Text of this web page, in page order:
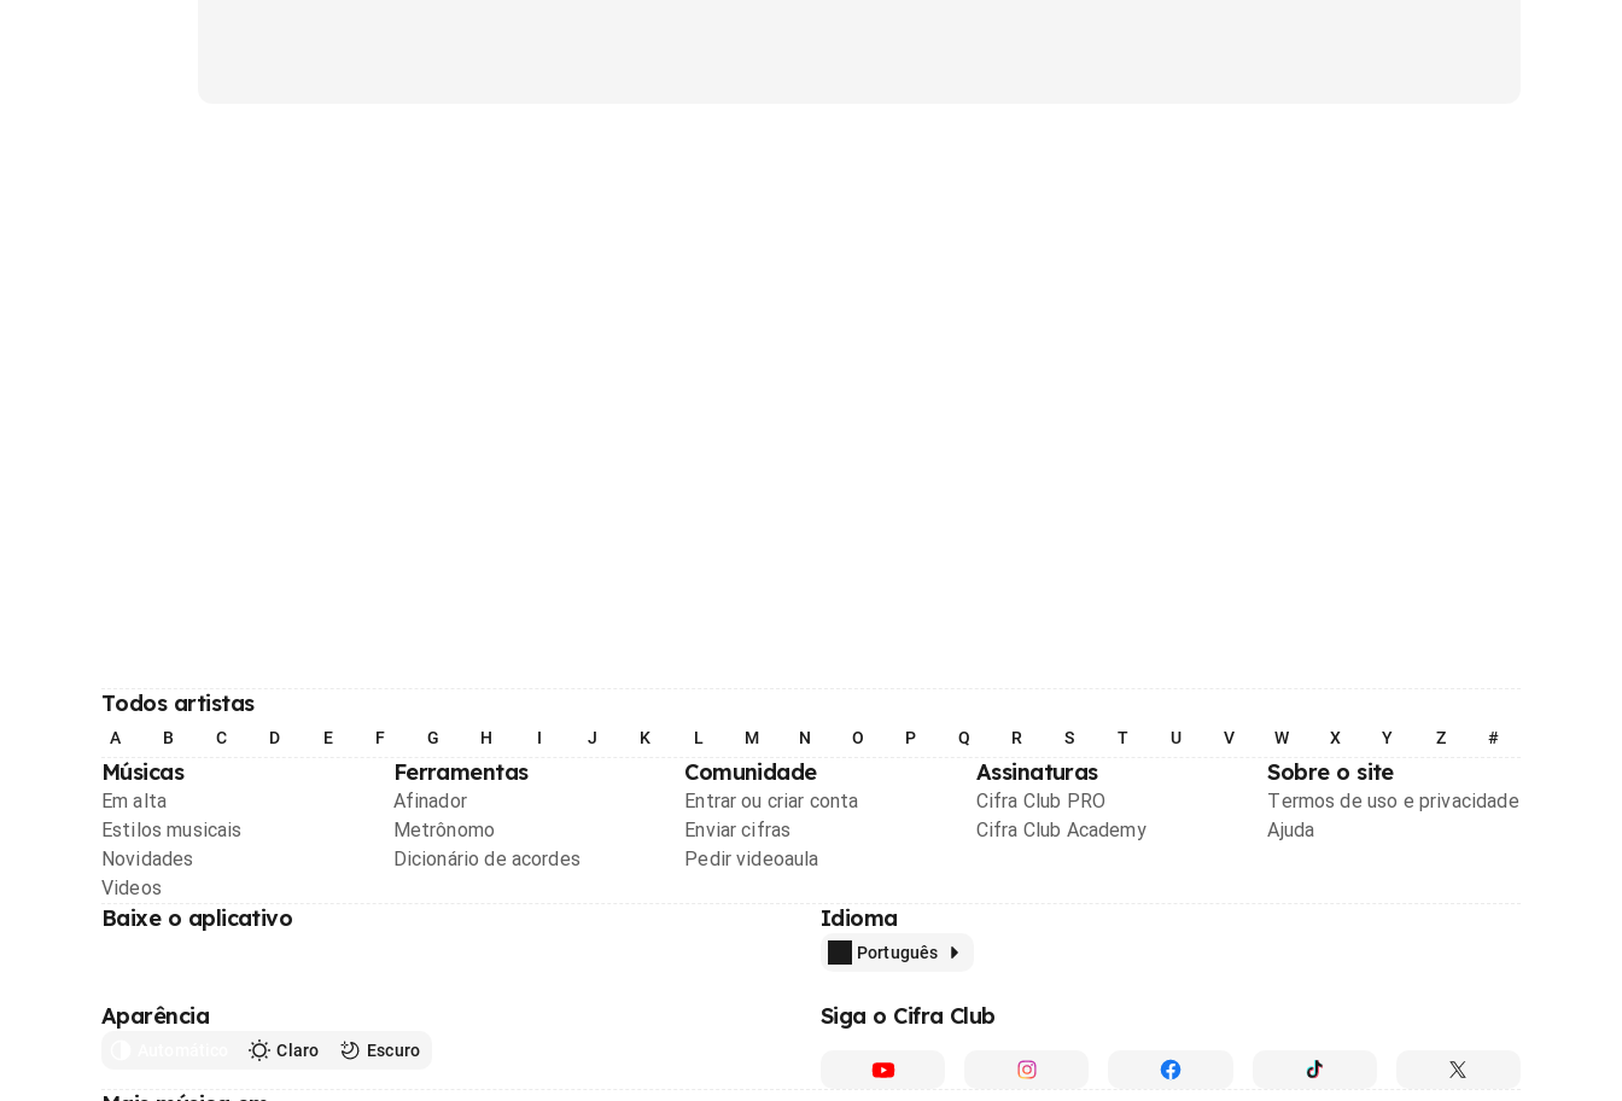
Todos artistas
A B C D E F G H I J K L M N O P Q R S T U V W X Y Z #
Músicas
Em alta
Estilos musicais
Novidades
Videos
Ferramentas
Afinador
Metrônomo
Dicionário de acordes
Comunidade
Entrar ou criar conta
Enviar cifras
Pedir videoaula
Assinaturas
Cifra Club PRO
Cifra Club Academy
Sobre o site
Termos de uso e privacidade
Ajuda
Baixe o aplicativo Idioma
Português
Aparência
Claro Escuro
Siga o Cifra Club